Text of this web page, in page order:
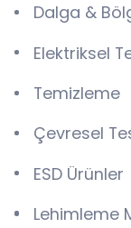
Dalga &
Elektriksel
Temizleme
Çevresel
ESD Ürünler
Lehimleme